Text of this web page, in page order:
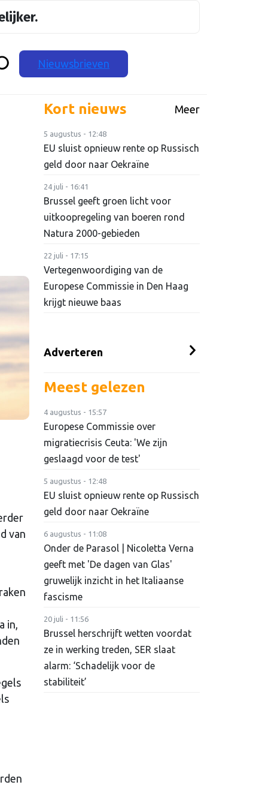
Nieuwsbrieven
van
in,
Kort nieuws Meer
5 augustus - 12:48
EU sluist opnieuw rente op Russisch
geld door naar Oekraïne
24 juli - 16:41
Brussel geeft groen licht voor
uitkoopregeling van boeren rond
Natura 2000-gebieden
22 juli - 17:15
Vertegenwoordiging van de
Europese Commissie in Den Haag
krijgt nieuwe baas
Adverteren
Meest gelezen
4 augustus - 15:57
Europese Commissie over
migratiecrisis Ceuta: 'We zijn
geslaagd voor de test'
5 augustus - 12:48
EU sluist opnieuw rente op Russisch
geld door naar Oekraïne
6 augustus - 11:08
Onder de Parasol | Nicoletta Verna
geeft met 'De dagen van Glas'
gruwelijk inzicht in het Italiaanse
fascisme
20 juli - 11:56
Brussel herschrijft wetten voordat
ze in werking treden, SER slaat
alarm: ‘Schadelijk voor de
stabiliteit’